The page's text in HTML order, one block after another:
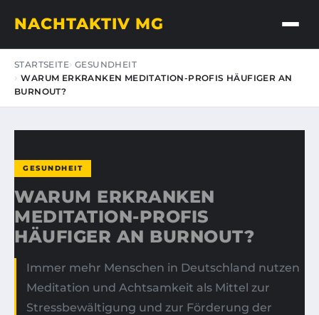
NACHTAKTIV MG
STARTSEITE GESUNDHEIT
WARUM ERKRANKEN MEDITATION-PROFIS HÄUFIGER AN
BURNOUT?
GESUNDHEIT
WARUM ERKRANKEN
MEDITATION-PROFIS
HÄUFIGER AN BURNOUT?
Immer mehr Menschen in Deutschland nutzen
Meditation und Achtsamkeit als Mittel zur
Stressbewältigung und zur Förderung der